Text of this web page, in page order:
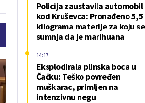
Policija zaustavila automobil
kod Kruševca: Pronađeno 5,5
kilograma materije za koju se
sumnja da je marihuana
Eksplodirala plinska boca u
Čačku: Teško povređen
muškarac, primljen na
intenzivnu negu
14:17